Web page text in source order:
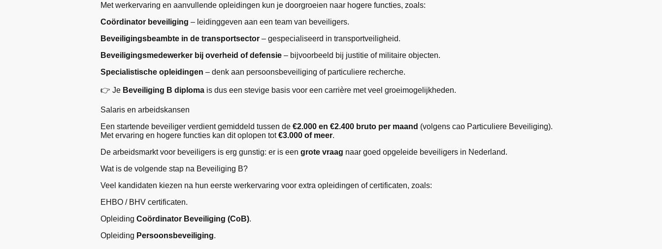
Met werkervaring en aanvullende opleidingen kun je doorgroeien naar hogere functies, zoals:
Coördinator beveiliging – leidinggeven aan een team van beveiligers.
Beveiligingsbeambte in de transportsector – gespecialiseerd in transportveiligheid.
Beveiligingsmedewerker bij overheid of defensie – bijvoorbeeld bij justitie of militaire objecten.
Specialistische opleidingen – denk aan persoonsbeveiliging of particuliere recherche.
👉 Je Beveiliging B diploma is dus een stevige basis voor een carrière met veel groeimogelijkheden.
Salaris en arbeidskansen
Een startende beveiliger verdient gemiddeld tussen de €2.000 en €2.400 bruto per maand (volgens cao Particuliere Beveiliging).
Met ervaring en hogere functies kan dit oplopen tot€3.000 of meer.
De arbeidsmarkt voor beveiligers is erg gunstig: er is een grote vraag naar goed opgeleide beveiligers in Nederland.
Wat is de volgende stap na Beveiliging B?
Veel kandidaten kiezen na hun eerste werkervaring voor extra opleidingen of certificaten, zoals:
EHBO / BHV certificaten.
Opleiding Coördinator Beveiliging (CoB).
Opleiding Persoonsbeveiliging.